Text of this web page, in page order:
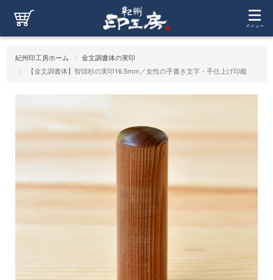
紀州印工房ホーム
金文調書体の実印
【金文調書体】智頭杉の実印16.5mm／女性の手書き文字・手仕上げ印鑑